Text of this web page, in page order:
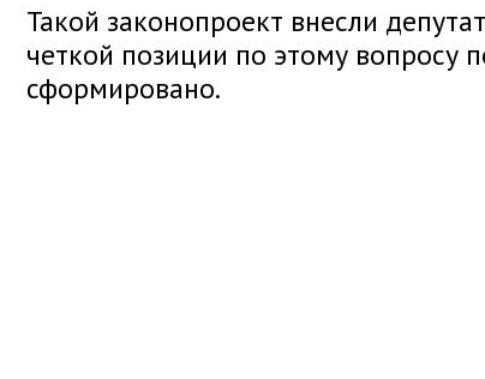
Такой законопроект внесли
четкой позиции по этому вопросу
сформировано.